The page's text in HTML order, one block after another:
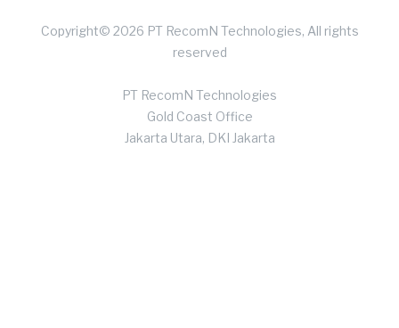
Copyright© 2026 PT RecomN Technologies, All rights
reserved
PT RecomN Technologies
Gold Coast Office
Jakarta Utara, DKI Jakarta